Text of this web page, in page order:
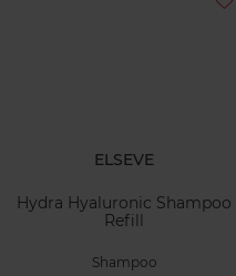
ELSEVE
Hydra Hyaluronic Shampoo
Refill
Shampoo